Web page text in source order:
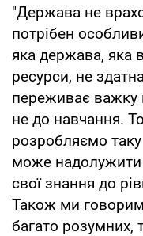
"Держава не
потрібен
яка держава, яка
ресурси, не
переживає важку
не до навчання.
розробляємо
може надолужити
свої знання до
Також ми
багато розумних,